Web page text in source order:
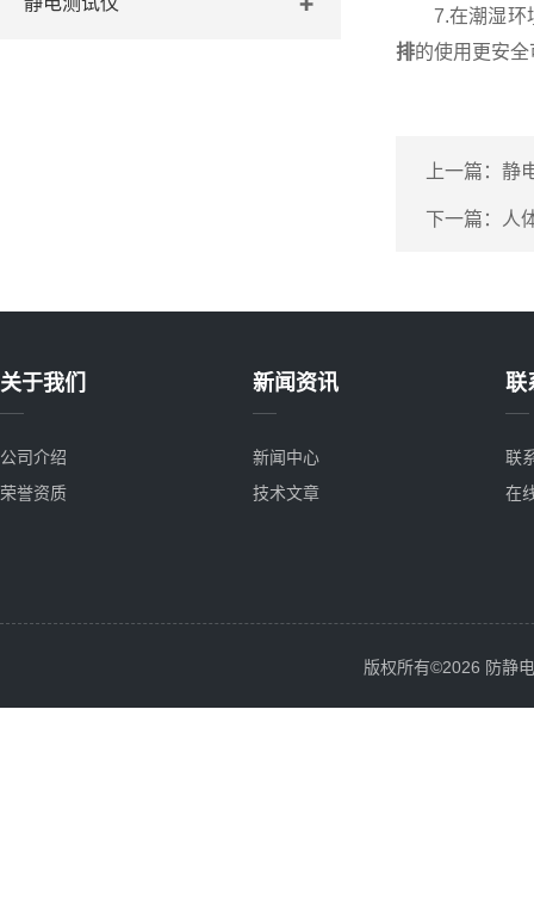
7.在潮湿环境
排的使用更安全
上一篇： 静
下一篇： 人
关于我们
公司介绍
荣誉资质
新闻资讯
新闻中心
技术文章
联
联
在
版权所有©2026 防静